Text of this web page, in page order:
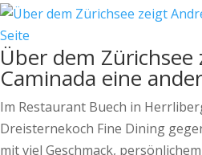
Über dem Zürichsee
Caminada eine
Im Restaurant Buech in
Dreisternekoch Fine Dining
mit viel Geschmack,